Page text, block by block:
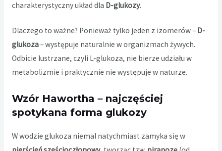
charakterystyczny układ dla D-glukozy.
Dlaczego to ważne? Ponieważ tylko jeden z izomerów – D-
glukoza– występuje naturalnie w organizmach żywych.
Odbicie lustrzane, czyli L-glukoza, nie bierze udziału w
metabolizmie i praktycznie nie występuje w naturze.
Wzór Hawortha – najczęściej
spotykana forma glukozy
W wodzie glukoza niemal natychmiast zamyka się w